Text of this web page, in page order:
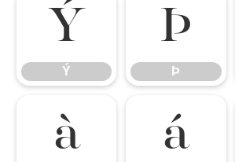
Ý
Ý
Þ
Þ
à á